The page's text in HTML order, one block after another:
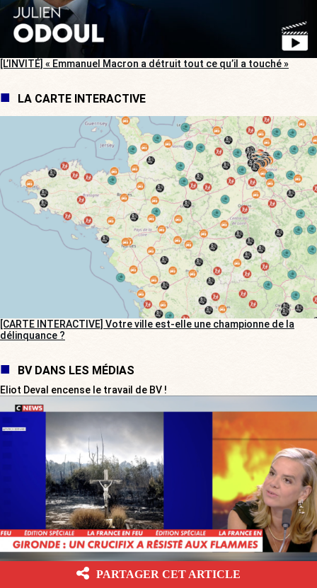
[L’INVITÉ] « Emmanuel Macron a détruit tout ce qu’il a touché »
LA CARTE INTERACTIVE
[CARTE INTERACTIVE] Votre ville est-elle une championne de la
délinquance ?
BV DANS LES MÉDIAS
Eliot Deval encense le travail de BV !
PARTAGER CET ARTICLE